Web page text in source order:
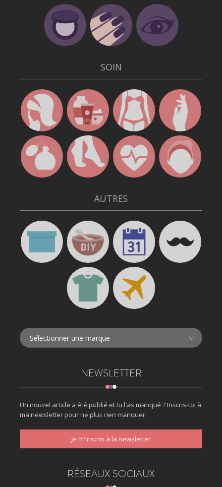
SOIN
AUTRES
NEWSLETTER
Un nouvel article a été publié et tu l'as manqué ? Inscris-toi à
ma newsletter pour ne plus rien manquer.
Je m'inscris à la newsletter
RÉSEAUX SOCIAUX